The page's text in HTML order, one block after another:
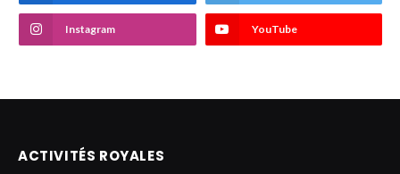
Instagram YouTube
ACTIVITÉS ROYALES